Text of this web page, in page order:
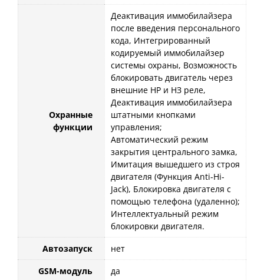
Охранные
функции
Деактивация иммобилайзера
после введения персонального
кода, Интегрированный
кодируемый иммобилайзер
системы охраны, Возможность
блокировать двигатель через
внешние НР и НЗ реле,
Деактивация иммобилайзера
штатными кнопками
управления;
Автоматический режим
закрытия центрального замка,
Имитация вышедшего из строя
двигателя (Функция Anti-Hi-
Jack), Блокировка двигателя с
помощью телефона (удаленно);
Интеллектуальный режим
блокировки двигателя.
Автозапуск
нет
GSM-модуль
да